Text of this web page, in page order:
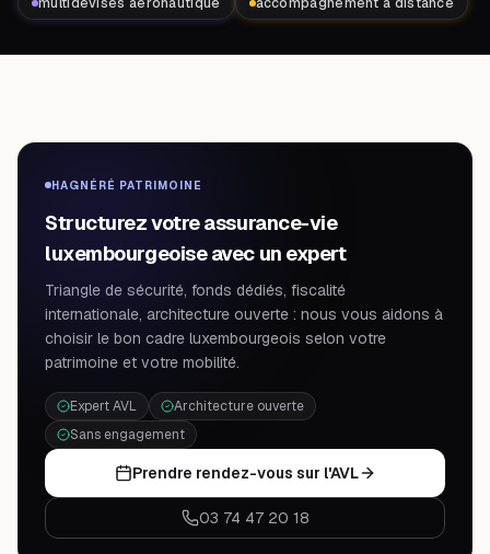
HAGNÉRÉ PATRIMOINE
Structurez votre assurance-vie
luxembourgeoise avec un expert
Triangle de sécurité, fonds dédiés, fiscalité
internationale, architecture ouverte : nous vous aidons à
choisir le bon cadre luxembourgeois selon votre
patrimoine et votre mobilité.
Expert AVL
Architecture ouverte
Sans engagement
Prendre rendez-vous sur l'AVL
03 74 47 20 18